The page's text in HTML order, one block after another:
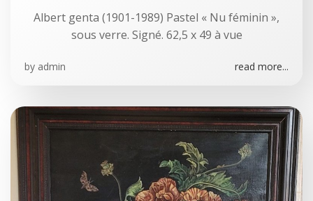
Albert genta (1901-1989) Pastel « Nu féminin »,
sous verre. Signé. 62,5 x 49 à vue
by admin read more...